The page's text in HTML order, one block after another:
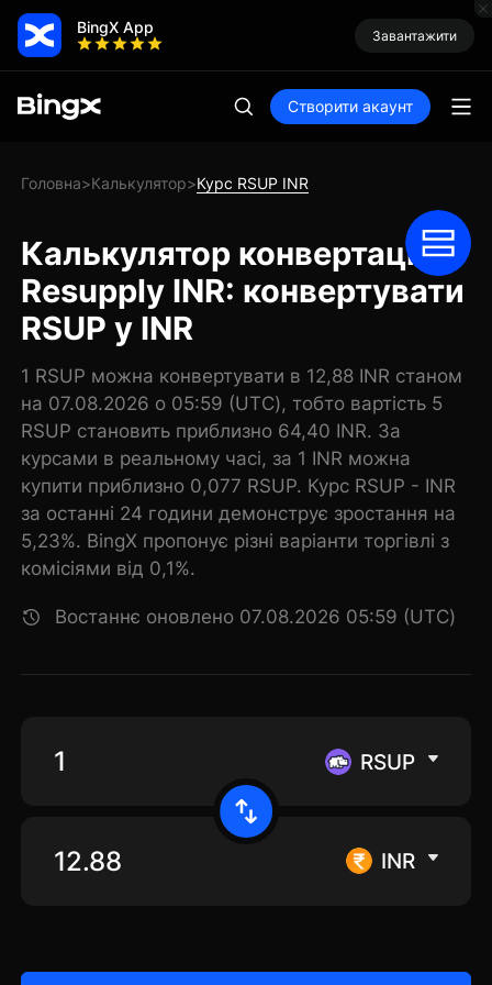
BingX App Завантажити
Створити акаунт
Головна>Калькулятор>Курс RSUP INR
Калькулятор конвертації
Resupply INR: конвертувати
RSUP у INR
1 RSUP можна конвертувати в 12,88 INR станом
на 07.08.2026 о 05:59 (UTC), тобто вартість 5
RSUP становить приблизно 64,40 INR. За
курсами в реальному часі, за 1 INR можна
купити приблизно 0,077 RSUP. Курс RSUP - INR
за останні 24 години демонструє зростання на
5,23%. BingX пропонує різні варіанти торгівлі з
комісіями від 0,1%.
Востаннє оновлено 07.08.2026 05:59 (UTC)
RSUP
INR